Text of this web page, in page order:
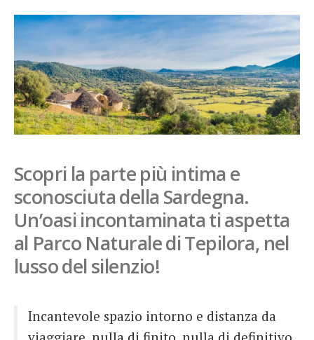
Contatti
German
English
Spanish
Italiano
rassegna stampa
Scopri la parte più intima e
sconosciuta della Sardegna.
Un’oasi incontaminata ti aspetta
al Parco Naturale di Tepilora, nel
lusso del silenzio!
Incantevole spazio intorno e distanza da